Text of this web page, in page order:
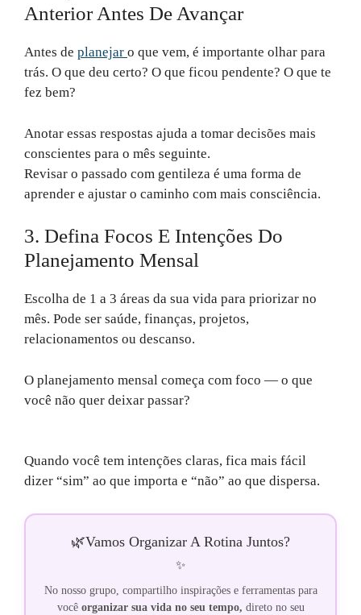
Anterior Antes De Avançar
Antes de planejar o que vem, é importante olhar para
trás. O que deu certo? O que ficou pendente? O que te
fez bem?
Anotar essas respostas ajuda a tomar decisões mais
conscientes para o mês seguinte.
Revisar o passado com gentileza é uma forma de
aprender e ajustar o caminho com mais consciência.
3. Defina Focos E Intenções Do
Planejamento Mensal
Escolha de 1 a 3 áreas da sua vida para priorizar no
mês. Pode ser saúde, finanças, projetos,
relacionamentos ou descanso.
O planejamento mensal começa com foco — o que
você não quer deixar passar?
Quando você tem intenções claras, fica mais fácil
dizer “sim” ao que importa e “não” ao que dispersa.
🌿Vamos Organizar A Rotina Juntos?
✨
No nosso grupo, compartilho inspirações e ferramentas para
você organizar sua vida no seu tempo, direto no seu